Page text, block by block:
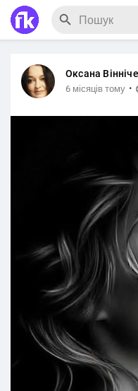
Оксана
6 місяців тому ·